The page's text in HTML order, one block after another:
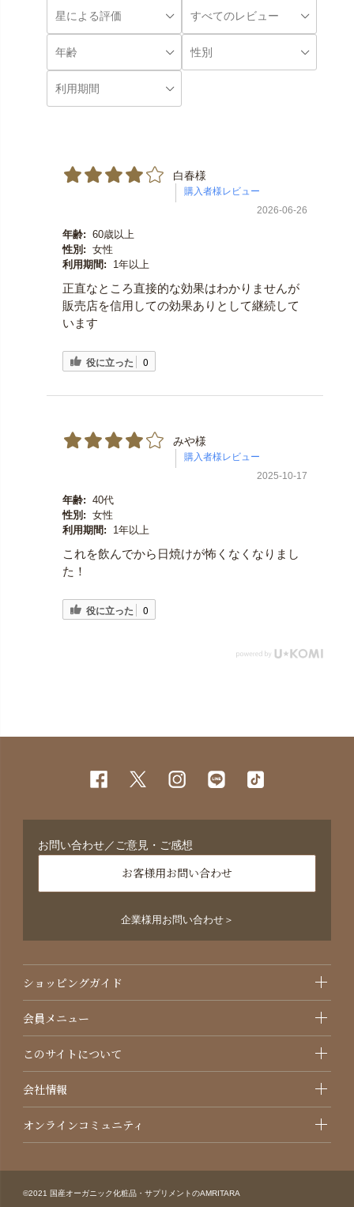
白春様
2026-06-26
年齢: 60歳以上
性別: 女性
利用期間:
1年以上
正直なところ直接的な効果はわかりませんが
販売店を信用しての効果ありとして継続して
います
役に立った 0
みや様
2025-10-17
年齢: 40代
性別: 女性
利用期間:
1年以上
これを飲んでから日焼けが怖くなくなりまし
た！
役に立った 0
お問い合わせ／ご意見・ご感想
お客様用お問い合わせ
企業様用お問い合わせ＞
ショッピングガイド
会員メニュー
このサイトについて
会社情報
オンラインコミュニティ
©2021 国産オーガニック化粧品・サプリメントのAMRITARA